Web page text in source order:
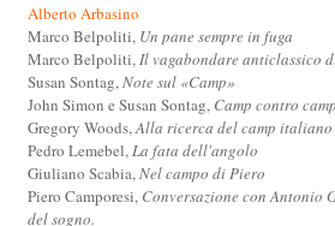
Alberto Arbasino
Marco Belpoliti, Un pane sempre in fuga
Marco Belpoliti,Il vagabondare anticlassico
Susan Sontag,Note sul «Camp»
John Simon e Susan Sontag, Camp contro camp
Gregory Woods,Alla ricerca del camp italiano
Pedro Lemebel,La fata dell'angolo
Giuliano Scabia,Nel campo di Piero
Piero Camporesi, Conversazione con Antonio
del sogno.